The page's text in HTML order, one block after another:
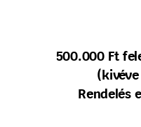
500.000 Ft
Rendelés